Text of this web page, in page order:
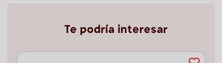
Te podría interesar